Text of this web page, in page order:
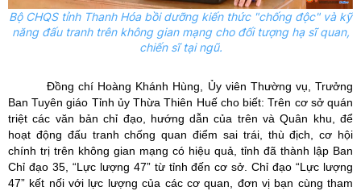
Bộ CHQS tỉnh Thanh Hóa bồi dưỡng kiến thức "chống độc" và kỹ
năng đấu tranh trên không gian mạng cho đối tượng hạ sĩ quan,
chiến sĩ tại ngũ.
Đồng chí Hoàng Khánh Hùng, Ủy viên Thường vụ, Trưởng
Ban Tuyên giáo Tỉnh ủy Thừa Thiên Huế cho biết: Trên cơ sở quán
triệt các văn bản chỉ đạo, hướng dẫn của trên và Quân khu, để
hoạt động đấu tranh chống quan điểm sai trái, thù địch, cơ hội
chính trị trên không gian mạng có hiệu quả, tỉnh đã thành lập Ban
Chỉ đạo 35, “Lực lượng 47” từ tỉnh đến cơ sở. Chỉ đạo “Lực lượng
47” kết nối với lực lượng của các cơ quan, đơn vị bạn cùng tham